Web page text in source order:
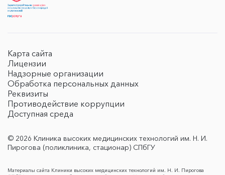
Карта сайта
Лицензии
Надзорные организации
Обработка персональных данных
Реквизиты
Противодействие коррупции
Доступная среда
© 2026 Клиника высоких медицинских технологий им. Н. И.
Пирогова (поликлиника, стационар) СПбГУ
Материалы сайта Клиники высоких медицинских технологий им. Н. И. Пирогова